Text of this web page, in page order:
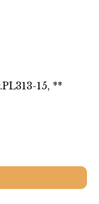
15, **